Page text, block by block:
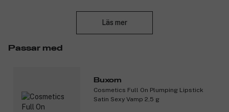
nyanser som passar alla humör, tillfällen och resmål. Alla
Läs mer
Passar med
Buxom
Cosmetics Full On Plumping Lipstick
Satin Sexy Vamp 2,5 g